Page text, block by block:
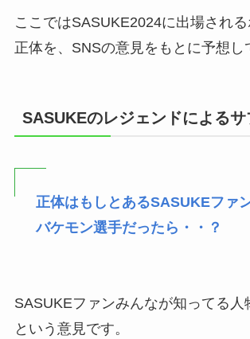
ここではSASUKE2024に出場され
正体を、SNSの意見をもとに予想し
SASUKEのレジェンドによるサ
正体はもしとあるSASUKEファ
バケモン選手だったら・・？
SASUKEファンみんなが知ってる人
という意見です。